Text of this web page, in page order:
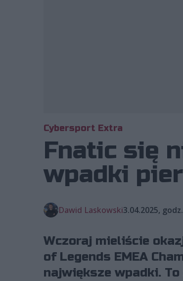
Cybersport Extra
Fnatic się
wpadki
Dawid Laskowski3.04.2025,
Wczoraj mieliście
of Legends EMEA
największe wpadki.